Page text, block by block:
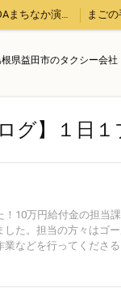
MASUDAまちなか演奏会
県益田市のタクシー会社
ログ】１日
！10万円給付金の担当
した。担当の方々はゴ
業などを行ってくださる